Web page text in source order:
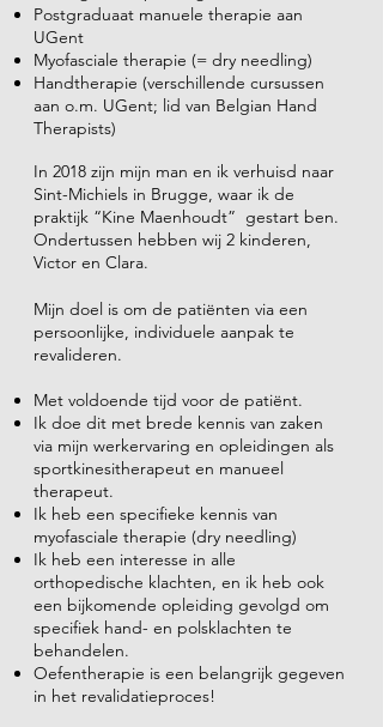
Postgraduaat manuele therapie aan
UGent
Myofasciale therapie (= dry needling)
Handtherapie (verschillende cursussen
aan o.m. UGent; lid van Belgian Hand
Therapists)
In 2018 zijn mijn man en ik verhuisd naar
Sint-Michiels in Brugge, waar ik de
praktijk “Kine Maenhoudt” gestart ben.
Ondertussen hebben wij 2 kinderen,
Victor en Clara.
Mijn doel is om de patiënten via een
persoonlijke, individuele aanpak te
revalideren.
Met voldoende tijd voor de patiënt.
Ik doe dit met brede kennis van zaken
via mijn werkervaring en opleidingen als
sportkinesitherapeut en manueel
therapeut.
Ik heb een specifieke kennis van
myofasciale therapie (dry needling)
Ik heb een interesse in alle
orthopedische klachten, en ik heb ook
een bijkomende opleiding gevolgd om
specifiek hand- en polsklachten te
behandelen.
Oefentherapie is een belangrijk gegeven
in het revalidatieproces!